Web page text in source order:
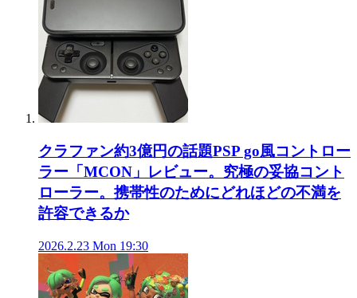
クラファン約3億円の話題PSP go風コントロー
ラー「MCON」レビュー。究極の妥協コント
ローラー。携帯性のためにどれほどの不満を
許容できるか
2026.2.23 Mon 19:30